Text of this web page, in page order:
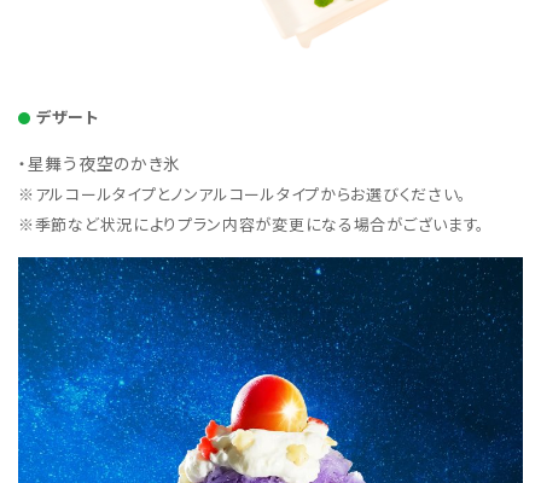
デザート
・星舞う夜空のかき氷
※アルコールタイプとノンアルコールタイプからお選びください。
※季節など状況によりプラン内容が変更になる場合がございます。